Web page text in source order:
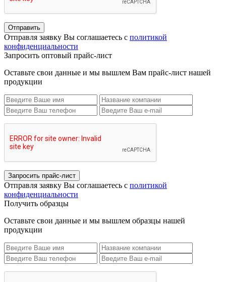
Отправить
Отправля заявку Вы соглашаетесь с политикой
конфиденциальности
Запросить оптовый прайс-лист
Оставьте свои данные и мы вышлем Вам прайс-лист нашей
продукции
Запросить прайс-лист
Отправля заявку Вы соглашаетесь с политикой
конфиденциальности
Получить образцы
Оставьте свои данные и мы вышлем образцы нашей
продукции